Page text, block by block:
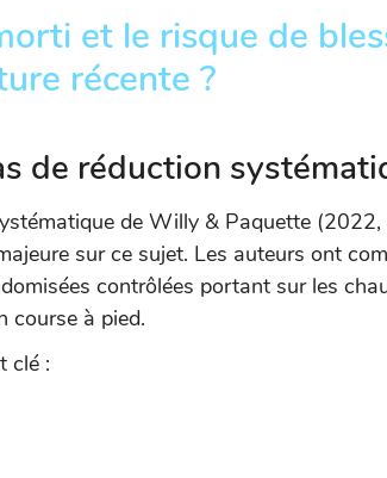
et le risque de
récente ?
de réduction
de Willy & Paquette (2022,
sur ce sujet. Les auteurs ont
contrôlées portant sur les
course à pied.
clé :